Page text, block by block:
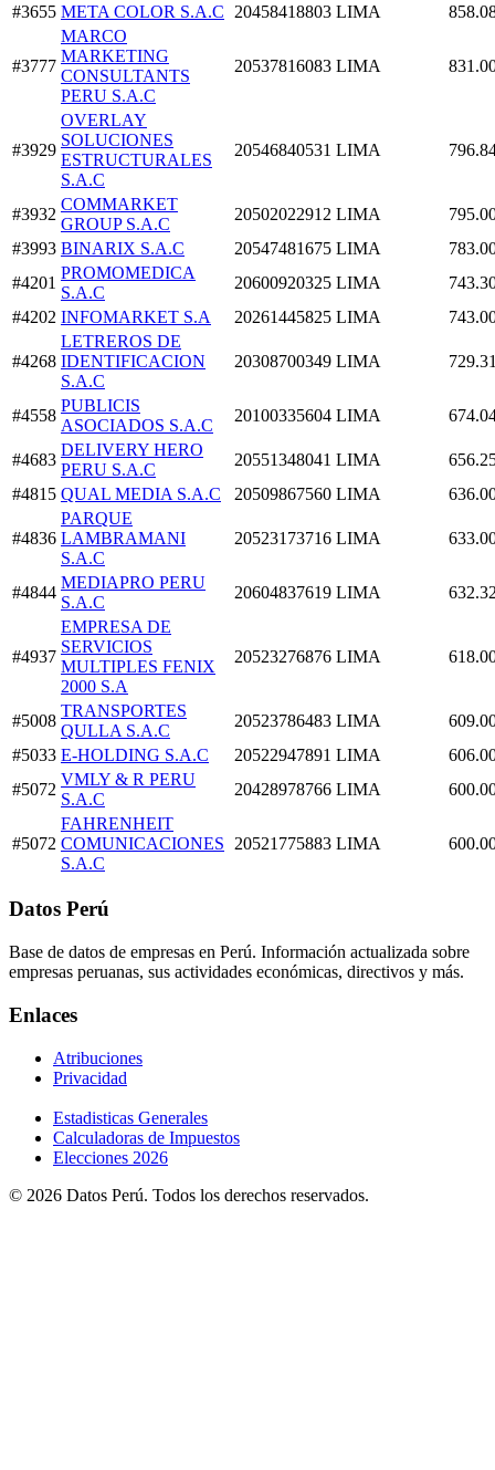
#3655 META COLOR S.A.C 20458418803 LIMA
#3777
MARCO
MARKETING
CONSULTANTS
PERU S.A.C
20537816083 LIMA
#3929
OVERLAY
SOLUCIONES
ESTRUCTURALES
S.A.C
20546840531 LIMA
#3932
COMMARKET
GROUP S.A.C
20502022912 LIMA
#3993 BINARIX S.A.C 20547481675 LIMA
#4201
PROMOMEDICA
S.A.C
20600920325 LIMA
#4202 INFOMARKET S.A 20261445825 LIMA
#4268
LETREROS DE
IDENTIFICACION
S.A.C
20308700349 LIMA
#4558
PUBLICIS
ASOCIADOS S.A.C
20100335604 LIMA
#4683
DELIVERY HERO
PERU S.A.C
20551348041 LIMA
#4815 QUAL MEDIA S.A.C 20509867560 LIMA
#4836
PARQUE
LAMBRAMANI
S.A.C
20523173716 LIMA
#4844
MEDIAPRO PERU
S.A.C
20604837619 LIMA
#4937
EMPRESA DE
SERVICIOS
MULTIPLES FENIX
2000 S.A
20523276876 LIMA
#5008
TRANSPORTES
QULLA S.A.C
20523786483 LIMA
#5033 E-HOLDING S.A.C 20522947891 LIMA
#5072
VMLY & R PERU
S.A.C
20428978766 LIMA
#5072
FAHRENHEIT
COMUNICACIONES
S.A.C
20521775883 LIMA
Datos Perú
Base de datos de empresas en Perú. Información actualizada sobre
empresas peruanas, sus actividades económicas, directivos y más.
Enlaces
Atribuciones
Privacidad
Estadisticas Generales
Calculadoras de Impuestos
Elecciones 2026
© 2026 Datos Perú. Todos los derechos reservados.